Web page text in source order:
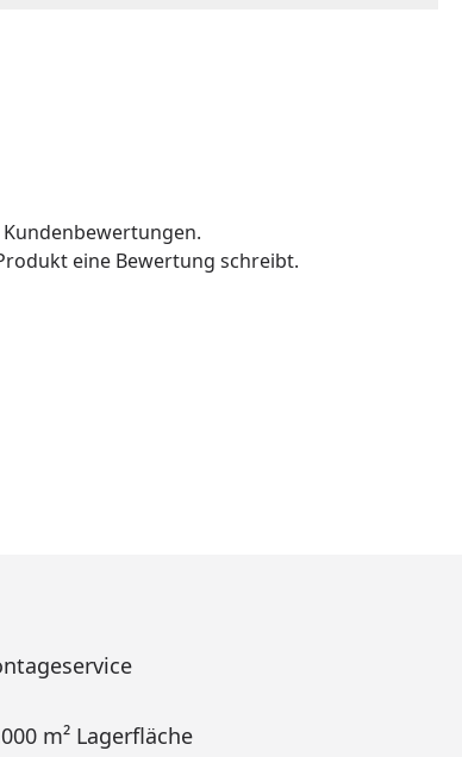
eine Bewertung schreibt.
m² Lagerfläche